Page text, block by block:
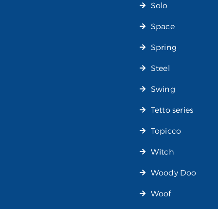
Solo
Space
Spring
Steel
Swing
Tetto series
Topicco
Witch
Woody Doo
Woof